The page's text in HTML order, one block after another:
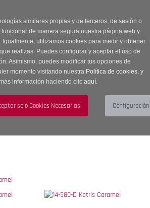
similares propias y de terceros, de sesión o
de manera segura nuestra página web y
utilizamos cookies para medir y obtener
realizas. Puedes configurar y aceptar el uso de
Asimismo, puedes modificar tus opciones de
momento visitando nuestra Política de cookies.y
información haciendo clic aquí.
OUTLET con código OUTLET20